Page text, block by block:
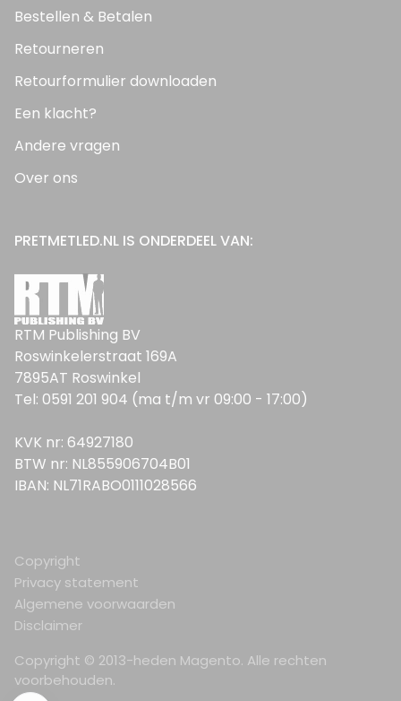
Bestellen & Betalen
Retourneren
Retourformulier downloaden
Een klacht?
Andere vragen
Over ons
PRETMETLED.NL IS ONDERDEEL VAN:
RTM Publishing BV
Roswinkelerstraat 169A
7895AT Roswinkel
Tel: 0591 201 904 (ma t/m vr 09:00 - 17:00)
KVK nr: 64927180
BTW nr: NL855906704B01
IBAN: NL71RABO0111028566
Copyright © 2013-heden Magento. Alle rechten
voorbehouden.
Copyright
Privacy statement
Algemene voorwaarden
Disclaimer